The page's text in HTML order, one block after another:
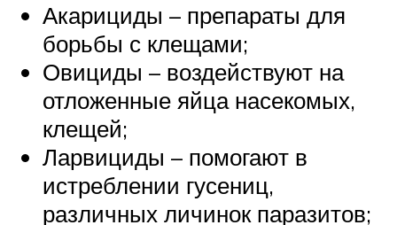
Акарициды – препараты для
борьбы с клещами;
Овициды – воздействуют на
отложенные яйца насекомых,
клещей;
Ларвициды – помогают в
истреблении гусениц,
различных личинок паразитов;